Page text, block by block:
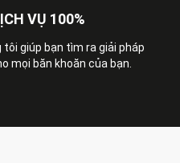
VỤ 100%
tôi giúp bạn tìm ra giải pháp
mọi băn khoăn của bạn.